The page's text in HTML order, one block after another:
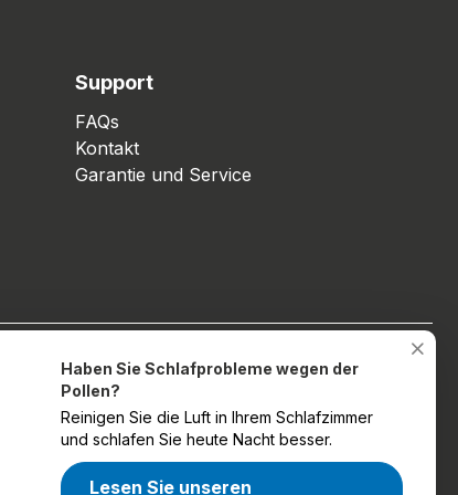
Support
FAQs
Kontakt
Garantie und Service
Sozial
Haben Sie Schlafprobleme wegen der
Pollen?
Reinigen Sie die Luft in Ihrem Schlafzimmer
und schlafen Sie heute Nacht besser.
Lesen Sie unseren